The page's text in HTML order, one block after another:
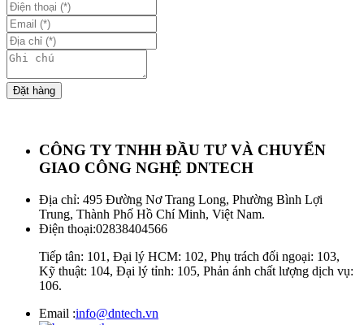
Đặt hàng
CÔNG TY TNHH ĐẦU TƯ VÀ CHUYỂN
GIAO CÔNG NGHỆ DNTECH
Địa chỉ: 495 Đường Nơ Trang Long, Phường Bình Lợi
Trung, Thành Phố Hồ Chí Minh, Việt Nam.
Điện thoại:02838404566
Tiếp tân: 101, Đại lý HCM: 102, Phụ trách đối ngoại: 103,
Kỹ thuật: 104, Đại lý tỉnh: 105, Phản ánh chất lượng dịch vụ:
106.
Email :info@dntech.vn